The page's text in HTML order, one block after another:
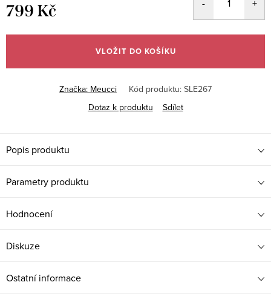
799 Kč
cena:
VLOŽIT DO KOŠÍKU
Značka: Meucci Kód produktu: SLE267
Dotaz k produktu
Sdílet
Popis produktu
Parametry produktu
Hodnocení
Diskuze
Ostatní informace